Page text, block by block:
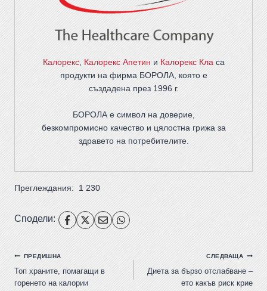
Калорекс,Калорекс Апетин иКалорекс Класа
продукти на фирмаБОРОЛА, която е
създадена през 1996 г.
БОРОЛА е символ на доверие,
безкомпромисно качество и цялостна грижа за
здравето на потребителите.
Преглеждания: 1 230
Сподели:
ПРЕДИШНА
Топ храните, помагащи в
горенето на калории
СЛЕДВАЩА
Диета за бързо отслабване –
ето какъв риск крие